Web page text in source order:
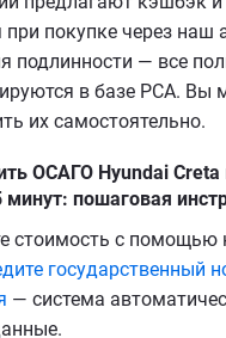
при покупке через наш
подлинности — все
в базе РСА. Вы
их самостоятельно.
ОСАГО Hyundai Creta
минут: пошаговая
стоимость с помощью
государственный
— система